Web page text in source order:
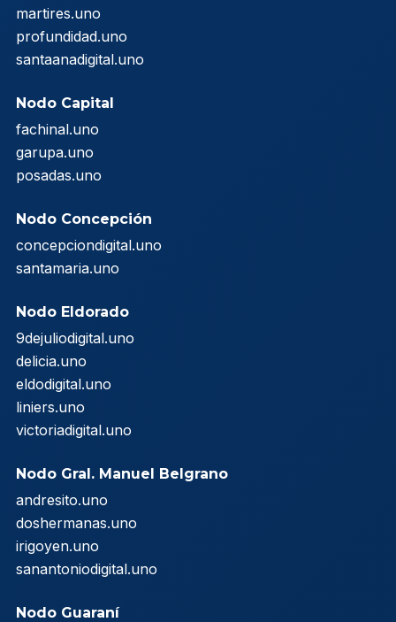
martires.uno
profundidad.uno
santaanadigital.uno
Nodo Capital
fachinal.uno
garupa.uno
posadas.uno
Nodo Concepción
concepciondigital.uno
santamaria.uno
Nodo Eldorado
9dejuliodigital.uno
delicia.uno
eldodigital.uno
liniers.uno
victoriadigital.uno
Nodo Gral. Manuel Belgrano
andresito.uno
doshermanas.uno
irigoyen.uno
sanantoniodigital.uno
Nodo Guaraní